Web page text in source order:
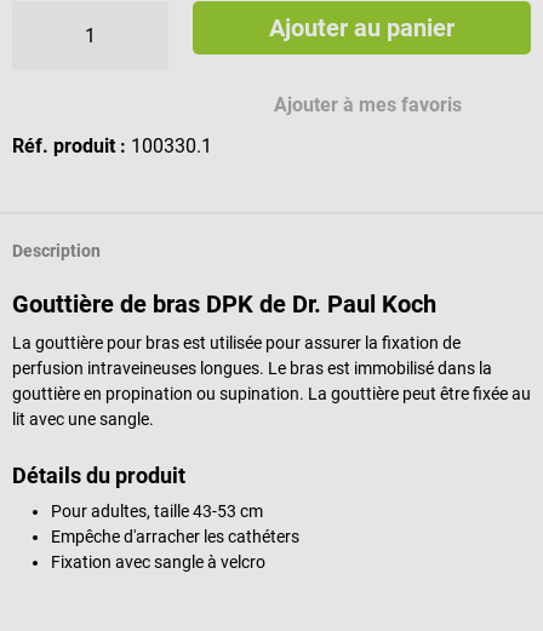
Ajouter au panier
Ajouter à mes favoris
Réf. produit : 100330.1
Description
Gouttière de bras DPK de Dr. Paul Koch
La gouttière pour bras est utilisée pour assurer la fixation de
perfusion intraveineuses longues. Le bras est immobilisé dans la
gouttière en propination ou supination. La gouttière peut être fixée au
lit avec une sangle.
Détails du produit
Pour adultes, taille 43-53 cm
Empêche d'arracher les cathéters
Fixation avec sangle à velcro